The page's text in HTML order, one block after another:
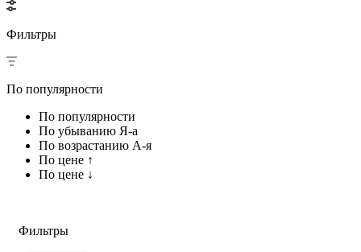
Фильтры
По популярности
По популярности
По убыванию Я-а
По возрастанию А-я
По цене ↑
По цене ↓
Фильтры